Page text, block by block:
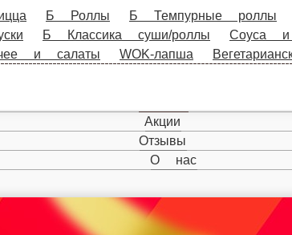
Акции
Отзывы
О нас
Б Роллы Б Темпурные роллы Б Запеченные
Напитки Роллы Запеченные роллы
Промо товары.